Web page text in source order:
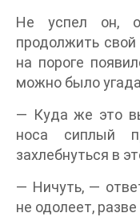
Не успел он,
продолжить свой
на пороге
можно было
— Куда же это
носа сиплый
захлебнуться в
— Ничуть, —
не одолеет,